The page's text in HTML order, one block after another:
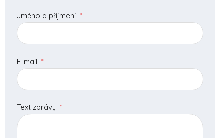
Jméno a příjmení *
E-mail *
Text zprávy *